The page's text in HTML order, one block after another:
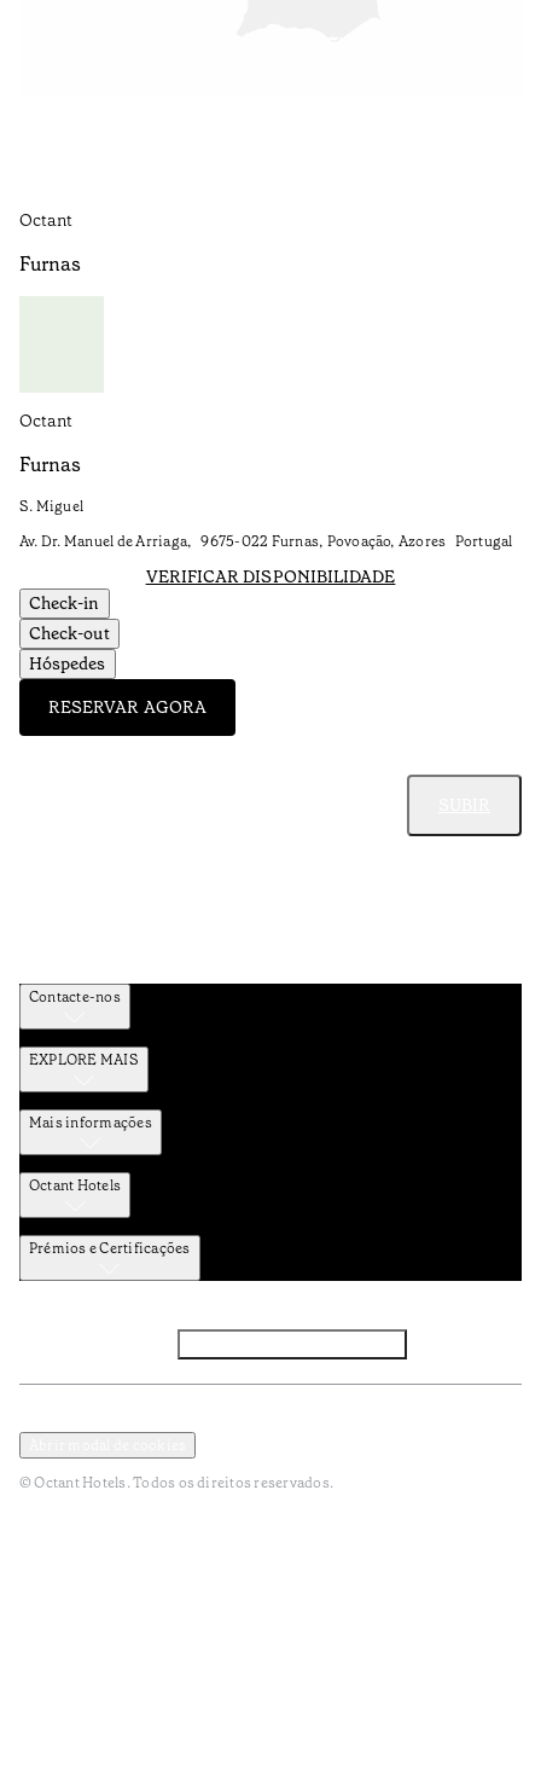
Octant
Furnas
Octant
Furnas
S. Miguel
Av. Dr. Manuel de Arriaga, 9675-022 Furnas, Povoação, Azores Portugal
VERIFICAR DISPONIBILIDADE
Check-in
Check-out
Hóspedes
RESERVAR AGORA
Contacte-nos
EXPLORE MAIS
Mais informações
Octant Hotels
Prémios e Certificações
© Octant Hotels. Todos os direitos reservados.